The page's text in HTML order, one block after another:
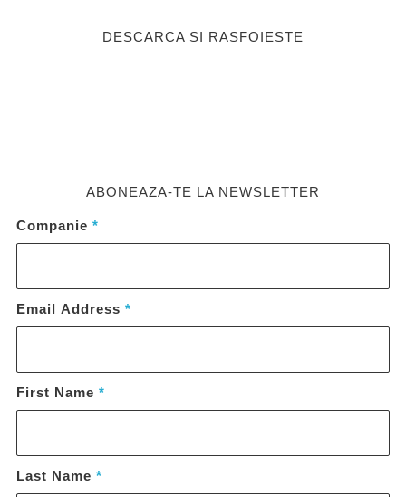
DESCARCA SI RASFOIESTE
ABONEAZA-TE LA NEWSLETTER
Companie *
Email Address *
First Name *
Last Name *